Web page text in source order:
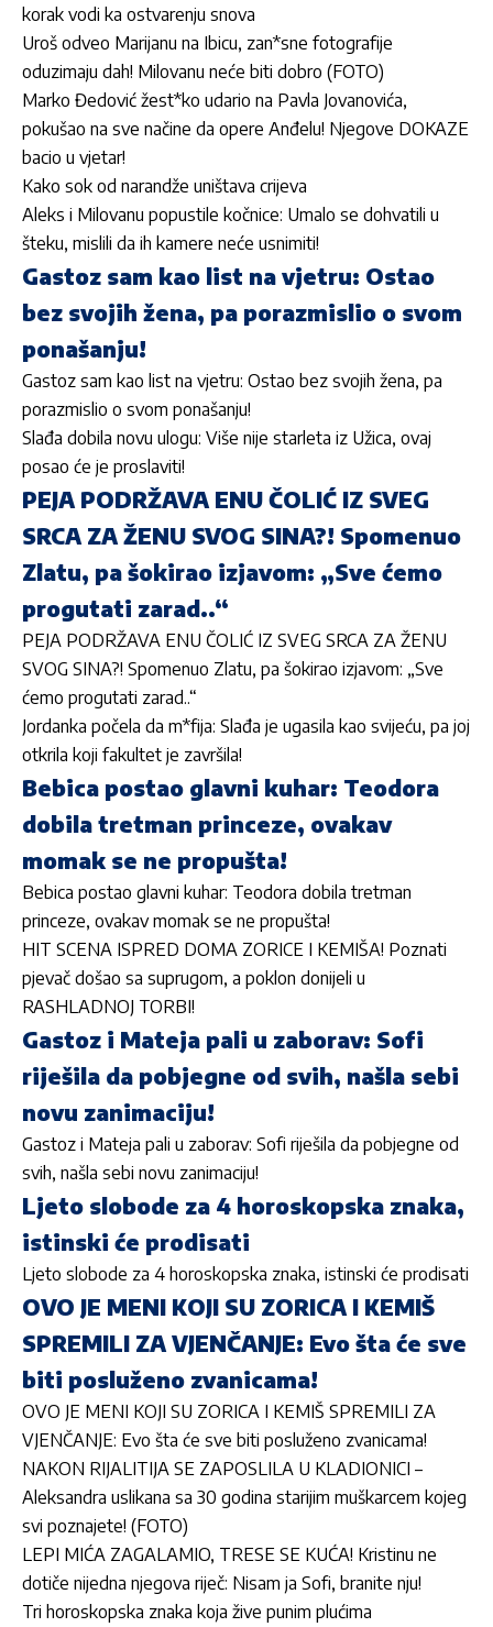
korak vodi ka ostvarenju snova
Uroš odveo Marijanu na Ibicu, zan*sne fotografije
oduzimaju dah! Milovanu neće biti dobro (FOTO)
Marko Đedović žest*ko udario na Pavla Jovanovića,
pokušao na sve načine da opere Anđelu! Njegove DOKAZE
bacio u vjetar!
Kako sok od narandže uništava crijeva
Aleks i Milovanu popustile kočnice: Umalo se dohvatili u
šteku, mislili da ih kamere neće usnimiti!
Gastoz sam kao list na vjetru: Ostao
bez svojih žena, pa porazmislio o svom
ponašanju!
Gastoz sam kao list na vjetru: Ostao bez svojih žena, pa
porazmislio o svom ponašanju!
Slađa dobila novu ulogu: Više nije starleta iz Užica, ovaj
posao će je proslaviti!
PEJA PODRŽAVA ENU ČOLIĆ IZ SVEG
SRCA ZA ŽENU SVOG SINA?! Spomenuo
Zlatu, pa šokirao izjavom: „Sve ćemo
progutati zarad..“
PEJA PODRŽAVA ENU ČOLIĆ IZ SVEG SRCA ZA ŽENU
SVOG SINA?! Spomenuo Zlatu, pa šokirao izjavom: „Sve
ćemo progutati zarad..“
Jordanka počela da m*fija: Slađa je ugasila kao svijeću, pa joj
otkrila koji fakultet je završila!
Bebica postao glavni kuhar: Teodora
dobila tretman princeze, ovakav
momak se ne propušta!
Bebica postao glavni kuhar: Teodora dobila tretman
princeze, ovakav momak se ne propušta!
HIT SCENA ISPRED DOMA ZORICE I KEMIŠA! Poznati
pjevač došao sa suprugom, a poklon donijeli u
RASHLADNOJ TORBI!
Gastoz i Mateja pali u zaborav: Sofi
riješila da pobjegne od svih, našla sebi
novu zanimaciju!
Gastoz i Mateja pali u zaborav: Sofi riješila da pobjegne od
svih, našla sebi novu zanimaciju!
Ljeto slobode za 4 horoskopska znaka,
istinski će prodisati
Ljeto slobode za 4 horoskopska znaka, istinski će prodisati
OVO JE MENI KOJI SU ZORICA I KEMIŠ
SPREMILI ZA VJENČANJE: Evo šta će sve
biti posluženo zvanicama!
OVO JE MENI KOJI SU ZORICA I KEMIŠ SPREMILI ZA
VJENČANJE: Evo šta će sve biti posluženo zvanicama!
NAKON RIJALITIJA SE ZAPOSLILA U KLADIONICI –
Aleksandra uslikana sa 30 godina starijim muškarcem kojeg
svi poznajete! (FOTO)
LEPI MIĆA ZAGALAMIO, TRESE SE KUĆA! Kristinu ne
dotiče nijedna njegova riječ: Nisam ja Sofi, branite nju!
Tri horoskopska znaka koja žive punim plućima